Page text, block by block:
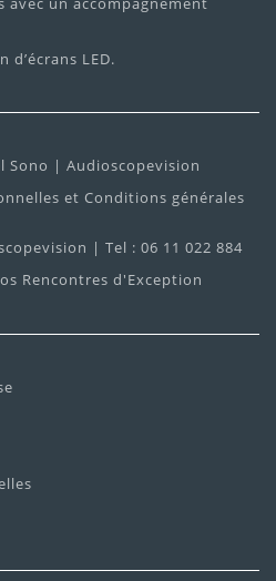
LED.
Sono | Audioscopevision
et Conditions générales
| Tel : 06 11 022 884
Rencontres d'Exception